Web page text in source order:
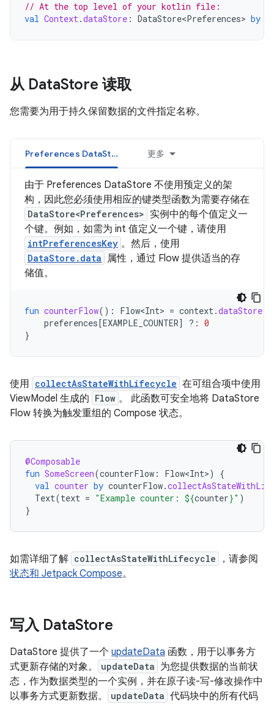
// At the top level of your kotlin file:
val Context.dataStore : DataStore<Preferences> by
从 DataStore 读取
您需要为用于持久保留数据的文件指定名称。
Preferences DataStore 更多
由于 Preferences DataStore 不使用预定义的架
构，因此您必须使用相应的键类型函数为需要存储在
DataStore<Preferences> 实例中的每个值定义一
个键。例如，如需为 int 值定义一个键，请使用
intPreferencesKey 。然后，使用
DataStore.data 属性，通过 Flow 提供适当的存
储值。
fun counterFlow(): Flow<Int> = context.dataStore
preferences[EXAMPLE_COUNTER] ?: 0
}
使用 collectAsStateWithLifecycle 在可组合项中使用
ViewModel 生成的 Flow 。 此函数可安全地将 DataStore
Flow 转换为触发重组的 Compose 状态。
@Composable
fun SomeScreen(counterFlow : Flow<Int>)
{
val counter by counterFlow.
Text(text = "Example counter: ${counter}" )
}
如需详细了解 collectAsStateWithLifecycle
，请参阅
状态和 Jetpack Compose。
写入 DataStore
DataStore 提供了一个 updateData 函数，用于以事务方
式更新存储的对象。
updateData 为您提供数据的当前状
态，作为数据类型的一个实例，并在原子读-写-修改操作中
以事务方式更新数据。
updateData 代码块中的所有代码